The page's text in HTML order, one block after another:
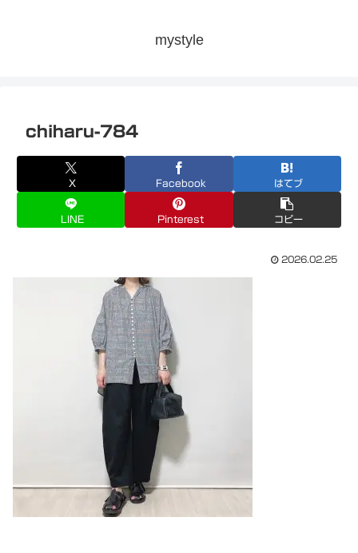
mystyle
chiharu-784
X Facebook はてブ
LINE Pinterest コピー
2026.02.25